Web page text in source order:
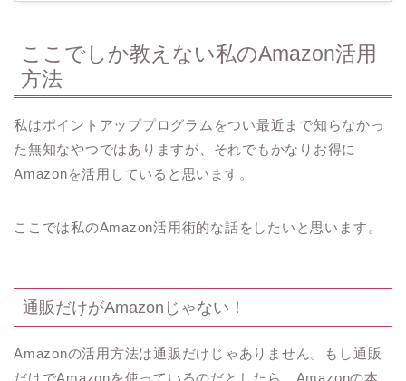
ここでしか教えない私のAmazon活用
方法
私はポイントアッププログラムをつい最近まで知らなかっ
た無知なやつではありますが、それでもかなりお得に
Amazonを活用していると思います。
ここでは私のAmazon活用術的な話をしたいと思います。
通販だけがAmazonじゃない！
Amazonの活用方法は通販だけじゃありません。もし通販